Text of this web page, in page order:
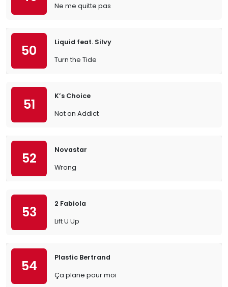
Ne me quitte pas
50
Liquid feat. Silvy
Turn the Tide
51
K’s Choice
Not an Addict
52
Novastar
Wrong
53
2 Fabiola
Lift U Up
54
Plastic Bertrand
Ça plane pour moi